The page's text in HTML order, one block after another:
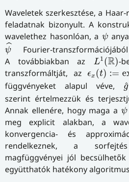
Waveletek szerkesztése, a
feladatnak bizonyult. A
wavelethez hasonlóan, a ψ
ψ
ˆ
ψ
ψ^
Fourier-
A továbbiakban az
L1(R)
L1(R) -
transzformáltját, azϵx (t) :=
ϵx(t):=
függvényeket alapul véve, ˆ
g
g
szerint értelmezzük és
Annak ellenére, hogy maga a ψ
ψ
meg explicit alakban, a
konvergencia- és
rendelkeznek, a sorfejtés
magfüggvényei jól
együtthatók hatékony